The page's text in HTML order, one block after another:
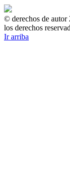
© derechos de autor
los derechos
Ir arriba